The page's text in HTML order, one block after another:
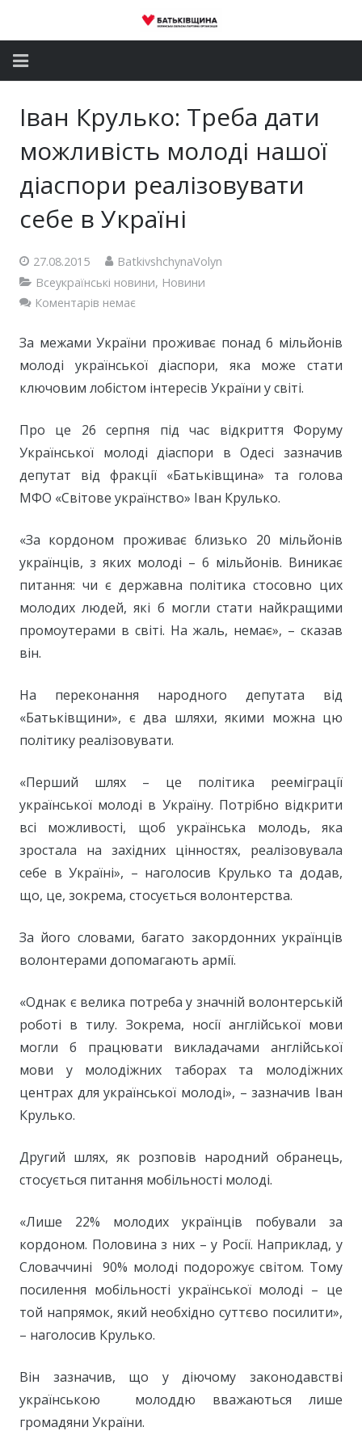
Партія
Депутатський корпус
Контакти
Іван Крулько: Треба дати
можливість молоді нашої
діаспори реалізовувати
себе в Україні
27.08.2015
BatkivshchynaVolyn
Всеукраїнські новини, Новини
Коментарів немає
За межами України проживає понад 6 мільйонів
молоді української діаспори, яка може стати
ключовим лобістом інтересів України у світі.
Про це 26 серпня під час відкриття Форуму
Української молоді діаспори в Одесі зазначив
депутат від фракції «Батьківщина» та голова
МФО «Світове українство» Іван Крулько.
«За кордоном проживає близько 20 мільйонів
українців, з яких молоді – 6 мільйонів. Виникає
питання: чи є державна політика стосовно цих
молодих людей, які б могли стати найкращими
промоутерами в світі. На жаль, немає», – сказав
він.
На переконання народного депутата від
«Батьківщини», є два шляхи, якими можна цю
політику реалізовувати.
«Перший шлях – це політика рееміграції
української молоді в Україну. Потрібно відкрити
всі можливості, щоб українська молодь, яка
зростала на західних цінностях, реалізовувала
себе в Україні», – наголосив Крулько та додав,
що, це, зокрема, стосується волонтерства.
За його словами, багато закордонних українців
волонтерами допомагають армії.
«Однак є велика потреба у значній волонтерській
роботі в тилу. Зокрема, носії англійської мови
могли б працювати викладачами англійської
мови у молодіжних таборах та молодіжних
центрах для української молоді», – зазначив Іван
Крулько.
Другий шлях, як розповів народний обранець,
стосується питання мобільності молоді.
«Лише 22% молодих українців побували за
кордоном. Половина з них – у Росії. Наприклад, у
Словаччині 90% молоді подорожує світом. Тому
посилення мобільності української молоді – це
той напрямок, який необхідно суттєво посилити»,
– наголосив Крулько.
Він зазначив, що у діючому законодавстві
українською молоддю вважаються лише
громадяни України.